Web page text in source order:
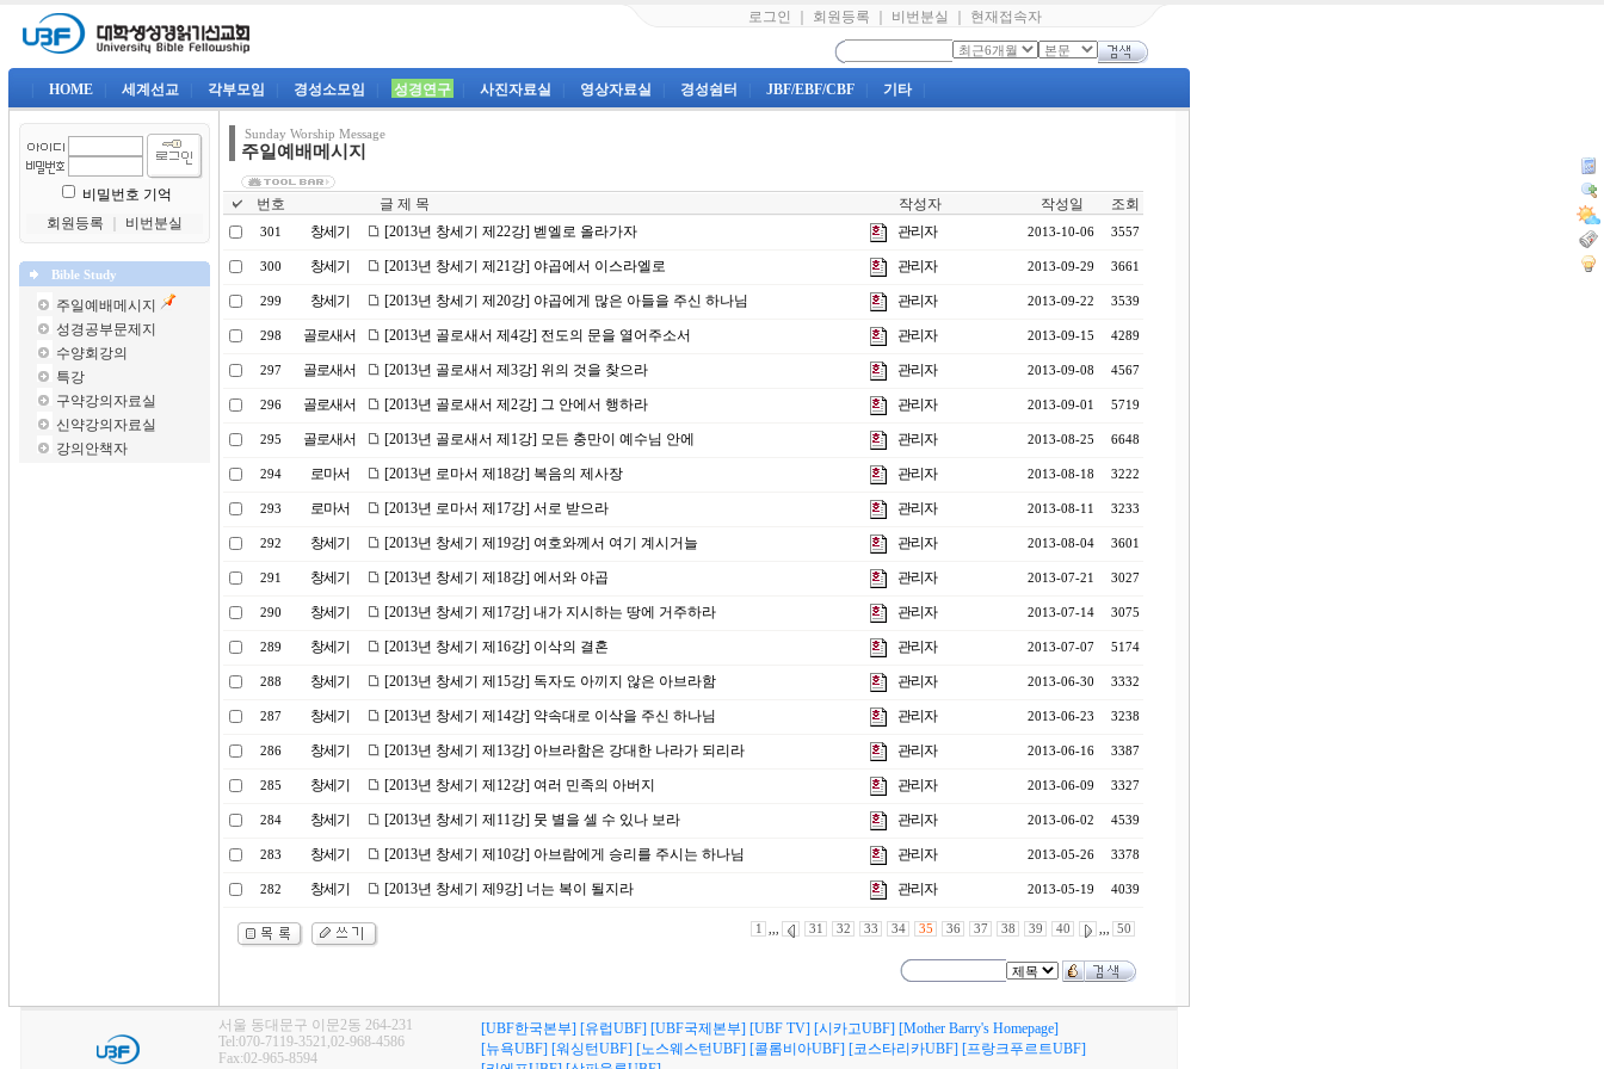
로그인 회원등록 비번분실 현재접속자
HOME 세계선교 각부모임 경성소모임 성경연구 사진자료실 영상자료실 경성쉼터 JBF/EBF/CBF 기타
비밀번호 기억
회원등록
비번분실
Bible Study
주일예배메시지
성경공부문제지
수양회강의
특강
구약강의자료실
신약강의자료실
강의안책자
Sunday Worship Message
주일예배메시지
번호 글 제 목 작성자 작성일 조회
301 창세기 [2013년 창세기 제22강] 벧엘로 올라가자 관리자 2013-10-06 3557
300 창세기 [2013년 창세기 제21강] 야곱에서 이스라엘로 관리자 2013-09-29 3661
299 창세기 [2013년 창세기 제20강] 야곱에게 많은 아들을 주신 하나님 관리자 2013-09-22 3539
298 골로새서 [2013년 골로새서 제4강] 전도의 문을 열어주소서 관리자 2013-09-15 4289
297 골로새서 [2013년 골로새서 제3강] 위의 것을 찾으라 관리자 2013-09-08 4567
296 골로새서 [2013년 골로새서 제2강] 그 안에서 행하라 관리자 2013-09-01 5719
295 골로새서 [2013년 골로새서 제1강] 모든 충만이 예수님 안에 관리자 2013-08-25 6648
294 로마서 [2013년 로마서 제18강] 복음의 제사장 관리자 2013-08-18 3222
293 로마서 [2013년 로마서 제17강] 서로 받으라 관리자 2013-08-11 3233
292 창세기 [2013년 창세기 제19강] 여호와께서 여기 계시거늘 관리자 2013-08-04 3601
291 창세기 [2013년 창세기 제18강] 에서와 야곱 관리자 2013-07-21 3027
290 창세기 [2013년 창세기 제17강] 내가 지시하는 땅에 거주하라 관리자 2013-07-14 3075
289 창세기 [2013년 창세기 제16강] 이삭의 결혼 관리자 2013-07-07 5174
288 창세기 [2013년 창세기 제15강] 독자도 아끼지 않은 아브라함 관리자 2013-06-30 3332
287 창세기 [2013년 창세기 제14강] 약속대로 이삭을 주신 하나님 관리자 2013-06-23 3238
286 창세기 [2013년 창세기 제13강] 아브라함은 강대한 나라가 되리라 관리자 2013-06-16 3387
285 창세기 [2013년 창세기 제12강] 여러 민족의 아버지 관리자 2013-06-09 3327
284 창세기 [2013년 창세기 제11강] 뭇 별을 셀 수 있나 보라 관리자 2013-06-02 4539
283 창세기 [2013년 창세기 제10강] 아브람에게 승리를 주시는 하나님 관리자 2013-05-26 3378
282 창세기 [2013년 창세기 제9강] 너는 복이 될지라 관리자 2013-05-19 4039
1 ,,, 31 32 33 34 35 36 37 38 39 40 ,,, 50
서울 동대문구 이문2동 264-231
Tel:070-7119-3521,02-968-4586
Fax:02-965-8594
[UBF한국본부] [유럽UBF] [UBF국제본부] [UBF TV] [시카고UBF] [Mother Barry's Homepage]
[뉴욕UBF] [워싱턴UBF] [노스웨스턴UBF] [콜롬비아UBF] [코스타리카UBF] [프랑크푸르트UBF]